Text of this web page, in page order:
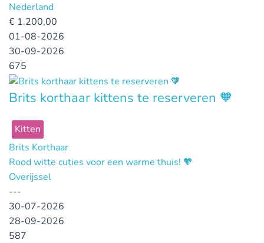
Nederland
€ 1.200,00
01-08-2026
30-09-2026
675
Brits korthaar kittens te reserveren 🧡
Kitten
Brits Korthaar
Rood witte cuties voor een warme thuis! 🧡
Overijssel
---
30-07-2026
28-09-2026
587